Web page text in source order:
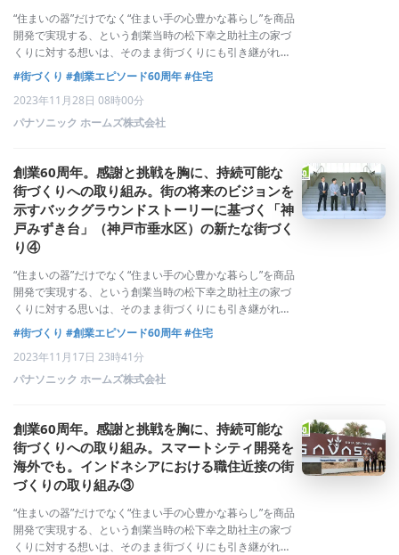
“住まいの器”だけでなく“住まい手の心豊かな暮らし”を商品
開発で実現する、という創業当時の松下幸之助社主の家づ
くりに対する想いは、そのまま街づくりにも引き継がれま
した。そこに暮らす人たちの健康、快適・利便性、豊かな
コミュニティを実現し、その街で生活することの誇りであ
るシビックプライドを醸成するトータ
#街づくり #創業エピソード60周年#住宅
2023年11月28日 08時00分
パナソニック ホームズ株式会社
創業60周年。感謝と挑戦を胸に、持続可能な
街づくりへの取り組み。街の将来のビジョンを
示すバックグラウンドストーリーに基づく「神
戸みずき台」（神戸市垂水区）の新たな街づく
り④
“住まいの器”だけでなく“住まい手の心豊かな暮らし”を商品
開発で実現する、という創業当時の松下幸之助社主の家づ
くりに対する思いは、そのまま街づくりにも引き継がれま
した。そこに暮らす人たちの健康、快適・利便性、豊かな
コミュニティを実現し、その街で生活することの誇りであ
るシビックプライドを醸成するトータ
#街づくり #創業エピソード60周年#住宅
2023年11月17日 23時41分
パナソニック ホームズ株式会社
創業60周年。感謝と挑戦を胸に、持続可能な
街づくりへの取り組み。スマートシティ開発を
海外でも。インドネシアにおける職住近接の街
づくりの取り組み③
“住まいの器”だけでなく“住まい手の心豊かな暮らし”を商品
開発で実現する、という創業当時の松下幸之助社主の家づ
くりに対する想いは、そのまま街づくりにも引き継がれま